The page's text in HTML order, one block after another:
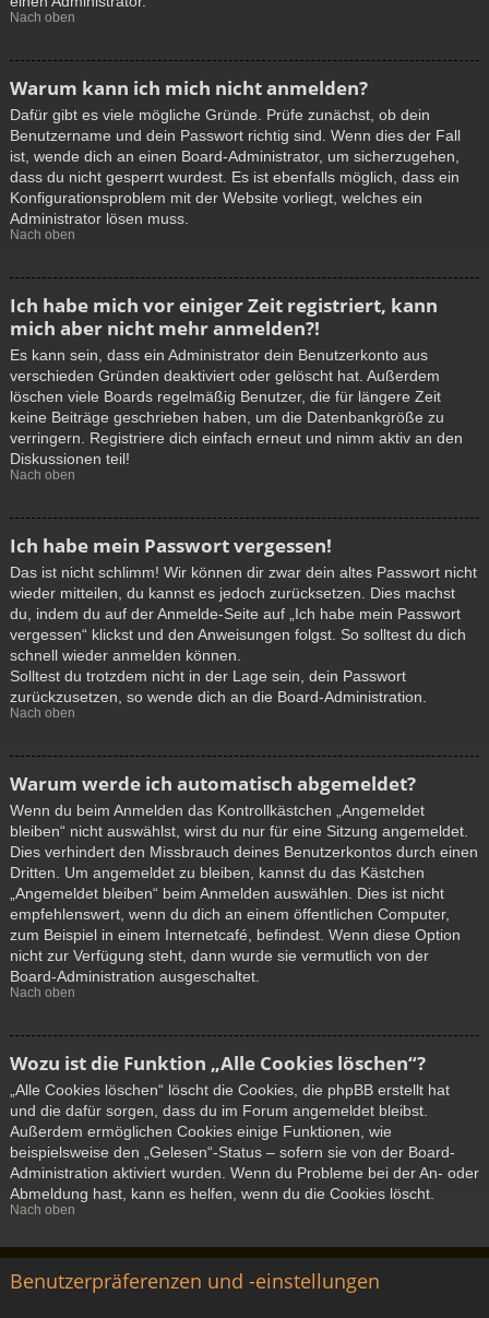
Nach oben
Warum kann ich mich nicht anmelden?
Dafür gibt es viele mögliche Gründe. Prüfe zunächst, ob dein
Benutzername und dein Passwort richtig sind. Wenn dies der Fall
ist, wende dich an einen Board-Administrator, um sicherzugehen,
dass du nicht gesperrt wurdest. Es ist ebenfalls möglich, dass ein
Konfigurationsproblem mit der Website vorliegt, welches ein
Administrator lösen muss.
Nach oben
Ich habe mich vor einiger Zeit registriert, kann
mich aber nicht mehr anmelden?!
Es kann sein, dass ein Administrator dein Benutzerkonto aus
verschieden Gründen deaktiviert oder gelöscht hat. Außerdem
löschen viele Boards regelmäßig Benutzer, die für längere Zeit
keine Beiträge geschrieben haben, um die Datenbankgröße zu
verringern. Registriere dich einfach erneut und nimm aktiv an den
Diskussionen teil!
Nach oben
Ich habe mein Passwort vergessen!
Das ist nicht schlimm! Wir können dir zwar dein altes Passwort nicht
wieder mitteilen, du kannst es jedoch zurücksetzen. Dies machst
du, indem du auf der Anmelde-Seite auf „Ich habe mein Passwort
vergessen“ klickst und den Anweisungen folgst. So solltest du dich
schnell wieder anmelden können.
Solltest du trotzdem nicht in der Lage sein, dein Passwort
zurückzusetzen, so wende dich an die Board-Administration.
Nach oben
Warum werde ich automatisch abgemeldet?
Wenn du beim Anmelden das Kontrollkästchen „Angemeldet
bleiben“ nicht auswählst, wirst du nur für eine Sitzung angemeldet.
Dies verhindert den Missbrauch deines Benutzerkontos durch einen
Dritten. Um angemeldet zu bleiben, kannst du das Kästchen
„Angemeldet bleiben“ beim Anmelden auswählen. Dies ist nicht
empfehlenswert, wenn du dich an einem öffentlichen Computer,
zum Beispiel in einem Internetcafé, befindest. Wenn diese Option
nicht zur Verfügung steht, dann wurde sie vermutlich von der
Board-Administration ausgeschaltet.
Nach oben
Wozu ist die Funktion „Alle Cookies löschen“?
„Alle Cookies löschen“ löscht die Cookies, die phpBB erstellt hat
und die dafür sorgen, dass du im Forum angemeldet bleibst.
Außerdem ermöglichen Cookies einige Funktionen, wie
beispielsweise den „Gelesen“-Status – sofern sie von der Board-
Administration aktiviert wurden. Wenn du Probleme bei der An- oder
Abmeldung hast, kann es helfen, wenn du die Cookies löscht.
Nach oben
Benutzerpräferenzen und -einstellungen